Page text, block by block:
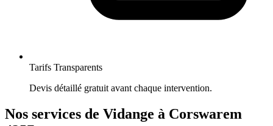
Tarifs Transparents
Devis détaillé gratuit avant chaque intervention.
Nos services de Vidange à Corswarem